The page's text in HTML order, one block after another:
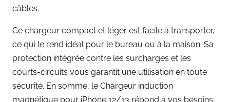
câbles.
Ce chargeur compact et léger est facile à transporter,
ce qui le rend idéal pour le bureau ou à la maison. Sa
protection intégrée contre les surcharges et les
courts-circuits vous garantit une utilisation en toute
sécurité. En somme, le Chargeur induction
magnétique pour iPhone 12/13 répond à vos besoins